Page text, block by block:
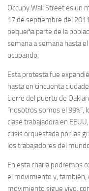
Occupy Wall Street es un
17 de septiembre del
pequeña parte de la
semana a semana hasta
ocupando.
Esta protesta fue
hasta en cincuenta
cierre del puerto de
“nosotros somos el
clase trabaja­dora en
crisis orquestada por las
los trabaja­dores del
En esta charla podre­mos
el movimiento y, también,
movimiento sigue vivo,